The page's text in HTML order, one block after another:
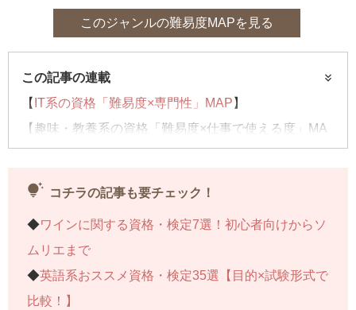
このジャンルの難易度MAPを見る
この記事の連載
【 IT系の資格「難易度×専門性」MAP 】
【趣味・教養系の資格「難易度×仕事で使える度」MA
子どもにおススメの資格「難易度×適年齢」MAP
tips_and_updates コチラの記事も要チェック！
◆ワインに関する資格・検定7選！初心者向けからソ
ムリエまで
◆英語系おススメ資格・検定35選【目的×試験形式で
比較！】